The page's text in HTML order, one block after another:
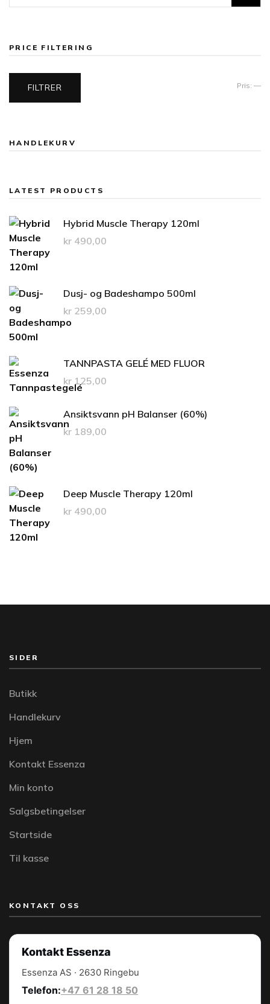
etter:
PRICE FILTERING
FILTRER Pris: —
HANDLEKURV
LATEST PRODUCTS
Hybrid Muscle Therapy 120ml
kr 490,00
Dusj- og Badeshampo 500ml
kr 259,00
TANNPASTA GELÉ MED FLUOR
kr 125,00
Ansiktsvann pH Balanser (60%)
kr 189,00
Deep Muscle Therapy 120ml
kr 490,00
SIDER
Butikk
Handlekurv
Hjem
Kontakt Essenza
Min konto
Salgsbetingelser
Startside
Til kasse
KONTAKT OSS
Kontakt Essenza
Essenza AS · 2630 Ringebu
Telefon:+47 61 28 18 50